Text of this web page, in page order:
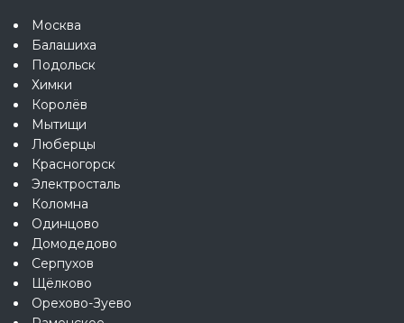
Москва
Балашиха
Подольск
Химки
Королёв
Мытищи
Люберцы
Красногорск
Электросталь
Коломна
Одинцово
Домодедово
Серпухов
Щёлково
Орехово-Зуево